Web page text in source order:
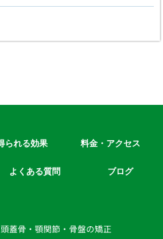
蓋骨・顎関節・骨盤の矯正
られる効果 料金・アクセス
よくある質問 ブログ